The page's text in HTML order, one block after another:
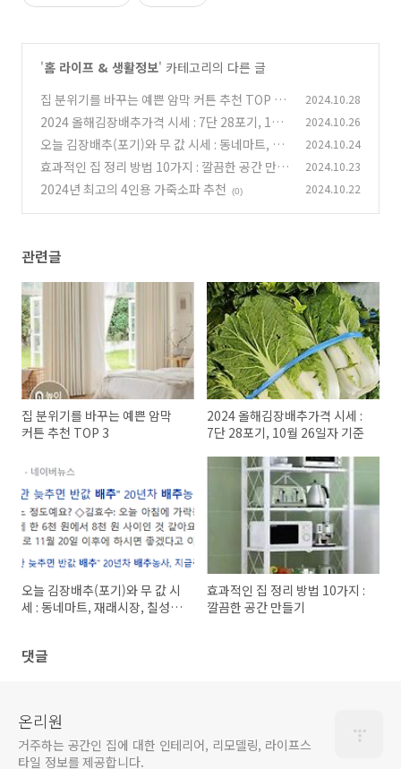
'홈 라이프 & 생활정보' 카테고리의 다른 글
집 분위기를 바꾸는 예쁜 암막 커튼 추천 TOP 3
(0)
2024.10.28
2024 올해김장배추가격 시세 : 7단 28포기, 10
월 26일자 기준
(0)
2024.10.26
오늘 김장배추(포기)와 무 값 시세 : 동네마트, 재
래시장, 칠성시장 비교
(0)
2024.10.24
효과적인 집 정리 방법 10가지 : 깔끔한 공간 만들
기 (0)
2024.10.23
2024년 최고의 4인용 가죽소파 추천 (0) 2024.10.22
관련글
집 분위기를 바꾸는 예쁜 암막
커튼 추천 TOP 3
2024 올해김장배추가격 시세 :
7단 28포기, 10월 26일자 기준
오늘 김장배추(포기)와 무 값 시
세 : 동네마트, 재래시장, 칠성시
효과적인 집 정리 방법 10가지 :
깔끔한 공간 만들기
댓글
온리원
거주하는 공간인 집에 대한 인테리어, 리모델링, 라이프스
타일 정보를 제공합니다.